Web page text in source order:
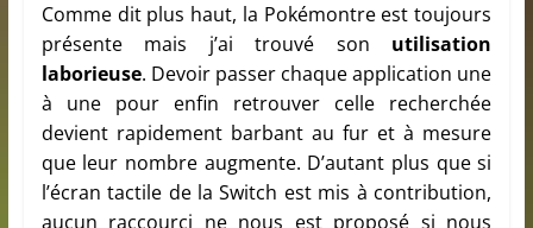
Comme dit plus haut, la Pokémontre est toujours
présente mais j’ai trouvé son utilisation
laborieuse. Devoir passer chaque application une
à une pour enfin retrouver celle recherchée
devient rapidement barbant au fur et à mesure
que leur nombre augmente. D’autant plus que si
l’écran tactile de la Switch est mis à contribution,
aucun raccourci ne nous est proposé si nous